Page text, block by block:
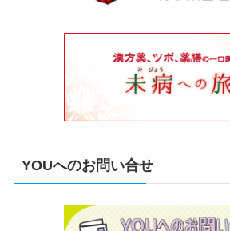
YOUへのお問い合せ